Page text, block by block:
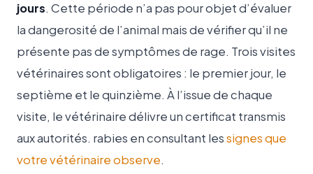
jours. Cette période n’a pas pour objet d’évaluer
la dangerosité de l’animal mais de vérifier qu’il ne
présente pas de symptômes de rage. Trois visites
vétérinaires sont obligatoires : le premier jour, le
septième et le quinzième. À l’issue de chaque
visite, le vétérinaire délivre un certificat transmis
aux autorités. rabies en consultant lessignes que
votre vétérinaire observe.